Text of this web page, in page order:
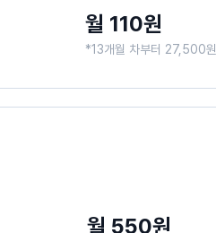
월 110원
*13개월 차부터 27,500원
월 550원